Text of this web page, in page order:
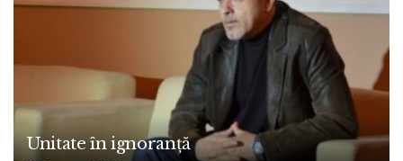
Unitate în ignoranță